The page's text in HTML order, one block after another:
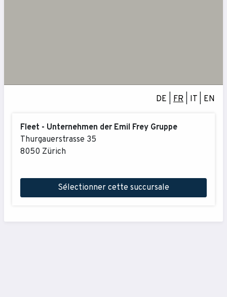
DE FR IT EN
Fleet - Unternehmen der Emil Frey Gruppe
Thurgauerstrasse 35
8050 Zürich
Sélectionner cette succursale